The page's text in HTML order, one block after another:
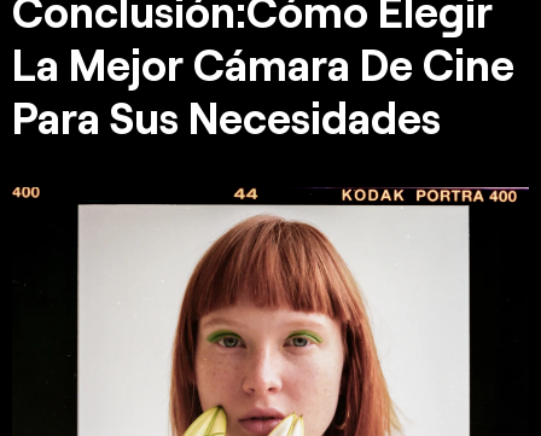
Conclusión:Cómo Elegir
La Mejor Cámara De Cine
Para Sus Necesidades